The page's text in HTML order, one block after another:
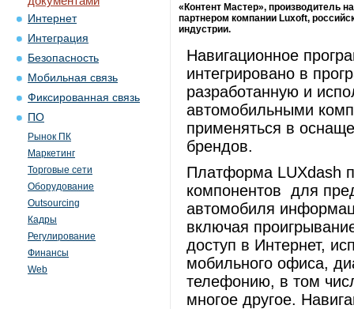
Интернет
Интеграция
Безопасность
Мобильная связь
Фиксированная связь
ПО
Рынок ПК
Маркетинг
Торговые сети
Оборудование
Outsourcing
Кадры
Регулирование
Финансы
Web
«Контент Мастер», производитель
партнером компании Luxoft,
индустрии.
Навигационное
интегрировано в
разработанную и
автомобильными
применяться в
брендов.
Платформа LUXdash
компонентов для
автомобиля
включая
доступ в Интернет,
мобильного офиса,
телефонию, в том
многое другое.